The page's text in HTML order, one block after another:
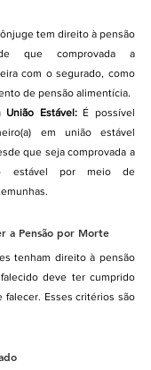
tem direito à pensão
que comprovada a
com o segurado, como
de pensão alimentícia.
União Estável: É possível
em união estável
que seja comprovada a
estável por meio de
a Pensão por Morte
tenham direito à pensão
deve ter cumprido
Esses critérios são